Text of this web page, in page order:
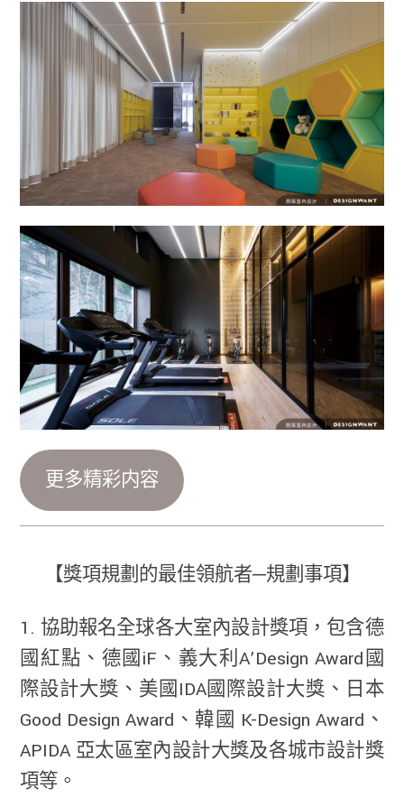
更多精彩内容
【獎項規劃的最佳領航者─規劃事項】
1. 協助報名全球各大室內設計獎項，包含德
國紅點、德國iF、義大利A’Design Award國
際設計大獎、美國IDA國際設計大獎、日本
Good Design Award、韓國 K-Design Award、
APIDA 亞太區室內設計大獎及各城市設計獎
項等。